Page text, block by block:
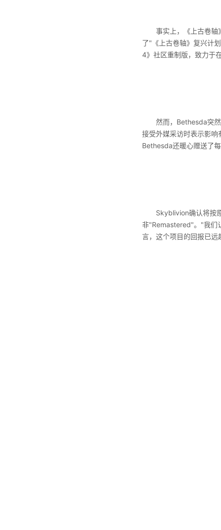
事实上，《上古卷轴》
了"《上古卷轴》复兴计
4》社区重制版，致力于
然而，Bethesda突然
接受外媒采访时表示影响
Bethesda还暖心赠送了
Skyblivion确认将按原
非"Remastered"。"我们
言，这个项目的回报已